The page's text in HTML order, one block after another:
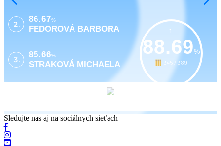
2.
86.67%
FEDOROVÁ BARBORA
3.
85.66%
STRAKOVÁ MICHAELA
1.
88.69%
345 / 389
Sledujte nás aj na sociálnych sieťach